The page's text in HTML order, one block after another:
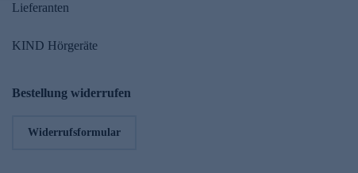
Lieferanten
KIND Hörgeräte
Bestellung widerrufen
Widerrufsformular